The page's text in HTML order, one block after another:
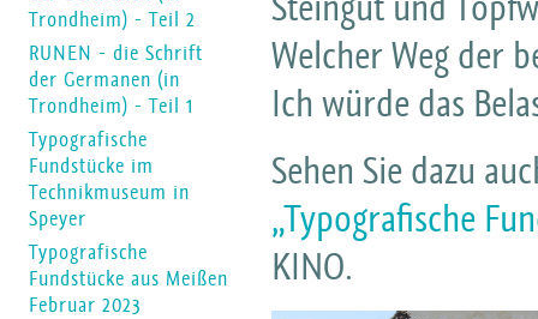
Welcher Weg der
Ich würde das
Sehen Sie dazu
„Typografische
KINO.
Trondheim) - Teil 2
RUNEN - die Schrift
der Germanen (in
Trondheim) - Teil 1
Typografische
Fundstücke im
Technikmuseum in
Speyer
Typografische
Fundstücke aus Meißen
Februar 2023